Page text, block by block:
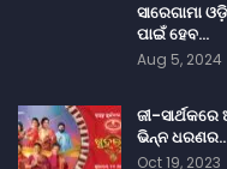
ସାରେଗାମା
ପାଇଁ ହେବ…
Aug 5, 2024
ଜୀ-
ଭିନ୍ନ
Oct 19, 2023